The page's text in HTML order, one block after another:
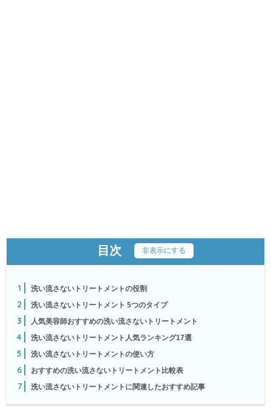
目次 非表示にする
1 洗い流さないトリートメントの役割
2 洗い流さないトリートメント 5つのタイプ
3 人気美容師おすすめの洗い流さないトリートメント
4 洗い流さないトリートメント人気ランキング17選
5 洗い流さないトリートメントの使い方
6 おすすめの洗い流さないトリートメント比較表
7 洗い流さないトリートメントに関連したおすすめ記事